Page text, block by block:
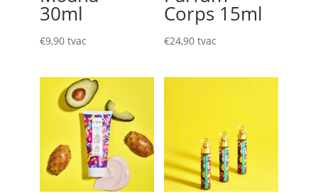
30ml
€9,90 tvac
Corps 15ml
€24,90 tvac